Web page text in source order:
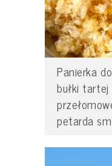
Panierka
bułki
petarda